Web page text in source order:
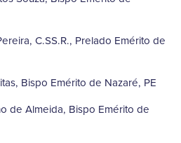
C.SS.R., Prelado Emérito de
Bispo Emérito de Nazaré, PE
de Almeida, Bispo Emérito de